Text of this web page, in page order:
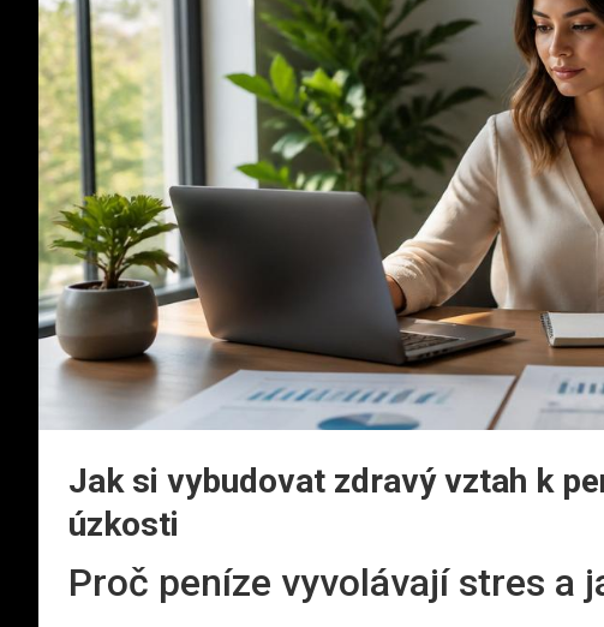
Jak si vybudovat zdravý vztah k
úzkosti
Proč peníze vyvolávají stres a